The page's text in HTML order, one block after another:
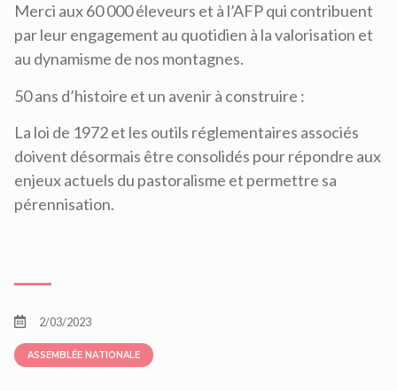
Merci aux 60 000 éleveurs et à l’AFP qui contribuent
par leur engagement au quotidien à la valorisation et
au dynamisme de nos montagnes.
50 ans d’histoire et un avenir à construire :
La loi de 1972 et les outils réglementaires associés
doivent désormais être consolidés pour répondre aux
enjeux actuels du pastoralisme et permettre sa
pérennisation.
2/03/2023
ASSEMBLÉE NATIONALE